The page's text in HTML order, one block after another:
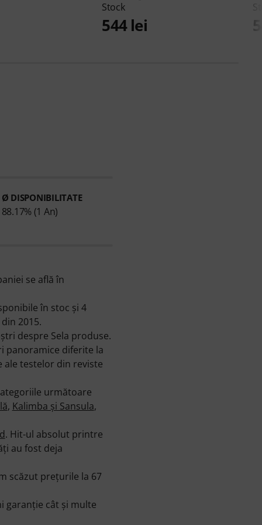
Stock
544 lei
Ø DISPONIBILITATE
88.17% (1 An)
se află în
în stoc şi 4
2015.
despre Sela produse.
panoramice diferite la
ale testelor din reviste
următoare
, Kalimba și Sansula,
. Hit-ul absolut printre
au fost deja
scăzut preţurile la 67
garanţie cât şi multe